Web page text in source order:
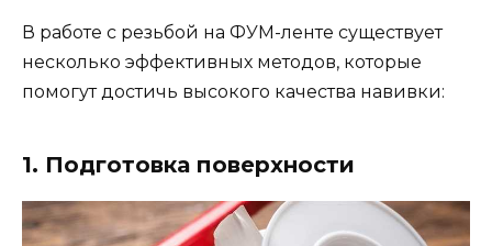
В работе с резьбой на ФУМ-ленте существует
несколько эффективных методов, которые
помогут достичь высокого качества навивки:
1. Подготовка поверхности